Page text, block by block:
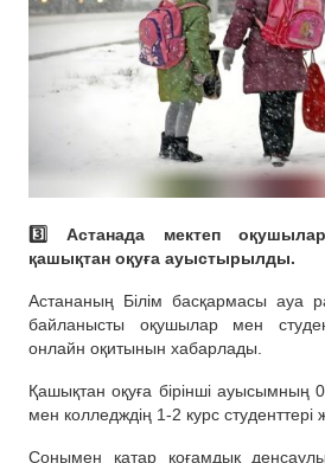
3️⃣ Астанада мектеп
қашықтан оқуға ауыстырылды.
Астананың Білім басқармасы ауа
байланысты оқушылар мен
онлайн оқитынын хабарлады.
Қашықтан оқуға бірінші
мен колледждің 1-2 курс студенттері
Сонымен қатар қоғамдық